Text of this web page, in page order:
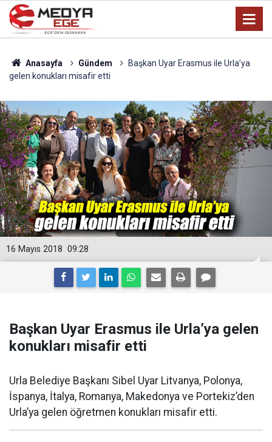
Anasayfa Gündem
Başkan Uyar Erasmus ile Urla’ya
gelen konukları misafir etti
09:28
16 Mayıs 2018
Başkan Uyar Erasmus ile Urla’ya gelen
konukları misafir etti
Urla Belediye Başkanı Sibel Uyar Litvanya, Polonya,
İspanya, İtalya, Romanya, Makedonya ve Portekiz’den
Urla’ya gelen öğretmen konukları misafir etti.